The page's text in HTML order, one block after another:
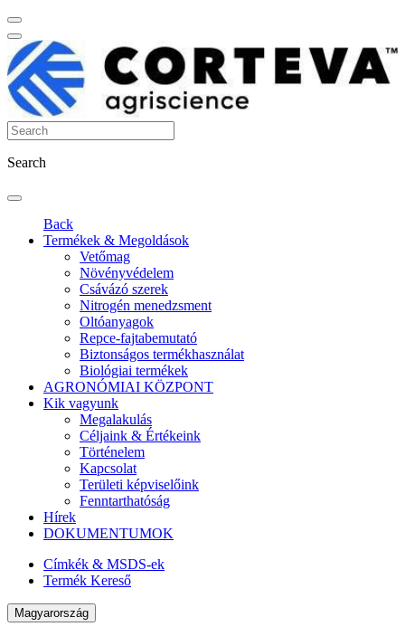
Search
Back
Termékek & Megoldások
Vetőmag
Növényvédelem
Csávázó szerek
Nitrogén menedzsment
Oltóanyagok
Repce-fajtabemutató
Biztonságos termékhasználat
Biológiai termékek
AGRONÓMIAI KÖZPONT
Kik vagyunk
Megalakulás
Céljaink & Értékeink
Történelem
Kapcsolat
Területi képviselőink
Fenntarthatóság
Hírek
DOKUMENTUMOK
Címkék & MSDS-ek
Termék Kereső
Magyarország